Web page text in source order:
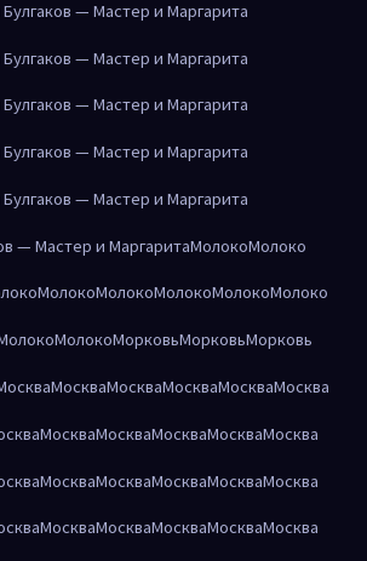
— Мастер и Маргарита
— Мастер и Маргарита
— Мастер и Маргарита
— Мастер и Маргарита
— Мастер и Маргарита
— Мастер и МаргаритаМолокоМолоко
МолокоМолокоМолокоМолокоМолоко
МолокоМорковьМорковьМорковь
МоскваМоскваМоскваМоскваМосква
МоскваМоскваМоскваМоскваМосква
МоскваМоскваМоскваМоскваМосква
МоскваМоскваМоскваМоскваМосква